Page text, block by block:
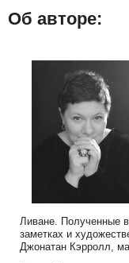
Об авторе:
Ливане. Полученные
заметках и
Джонатан Кэрролл,